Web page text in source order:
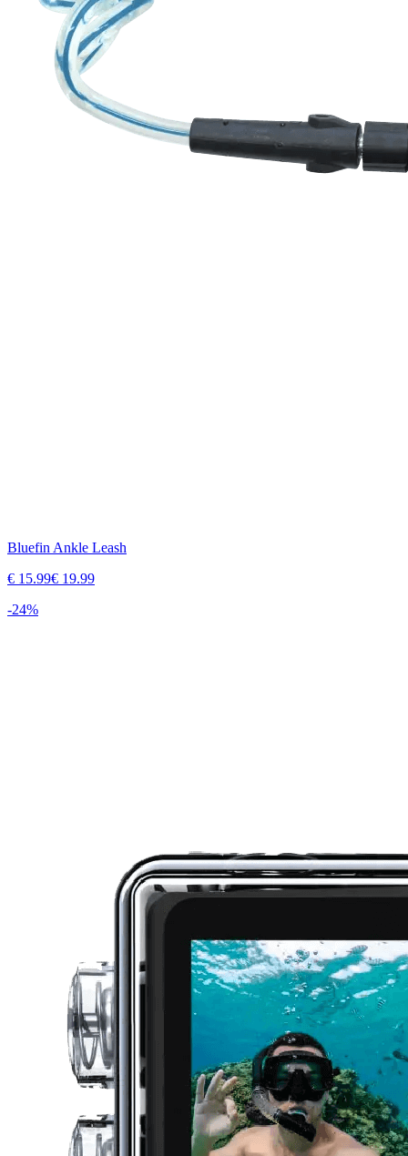
Bluefin Ankle Leash
€ 15.99€ 19.99
-24%